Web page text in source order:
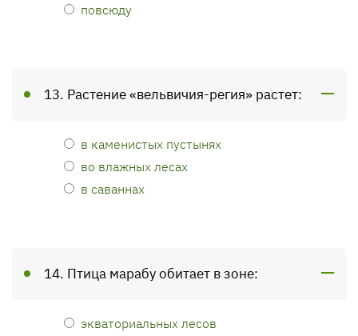
повсюду
13. Растение «вельвичия-регия» растет:
в каменистых пустынях
во влажных лесах
в саваннах
14. Птица марабу обитает в зоне:
экваториальных лесов